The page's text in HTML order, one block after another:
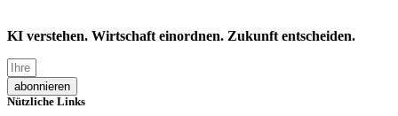
KI verstehen. Wirtschaft einordnen. Zukunft entscheiden.
abonnieren
Nützliche Links